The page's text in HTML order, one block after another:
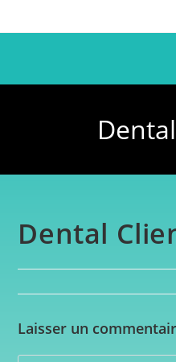
Dental
Laisser un